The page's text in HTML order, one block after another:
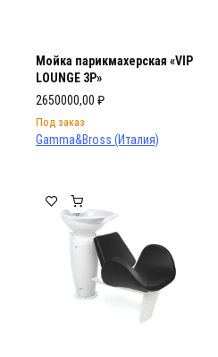
Мойка парикмахерская «VIP
LOUNGE 3P»
2650000,00 ₽
Под заказ
Gamma&Bross (Италия)